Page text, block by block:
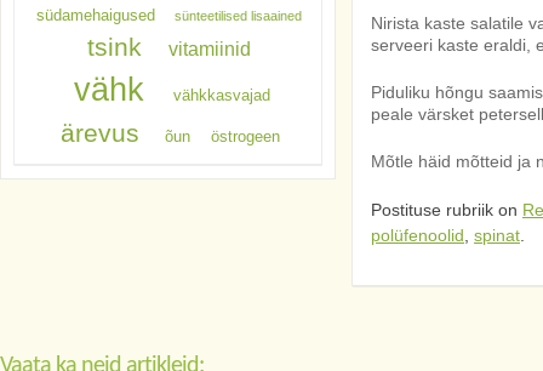
Nirista kaste salatile
serveeri kaste eraldi,
Piduliku hõngu
peale värsket
Mõtle häid mõtteid ja
Postituse rubriik on
polüfenoolid spinat
südamehaigused sünteetilised lisaained
tsink vitamiinid
vähk vähkkasvajad
ärevus õun östrogeen
Vaata ka neid artikleid: